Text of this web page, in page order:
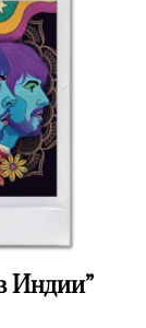
Индии”